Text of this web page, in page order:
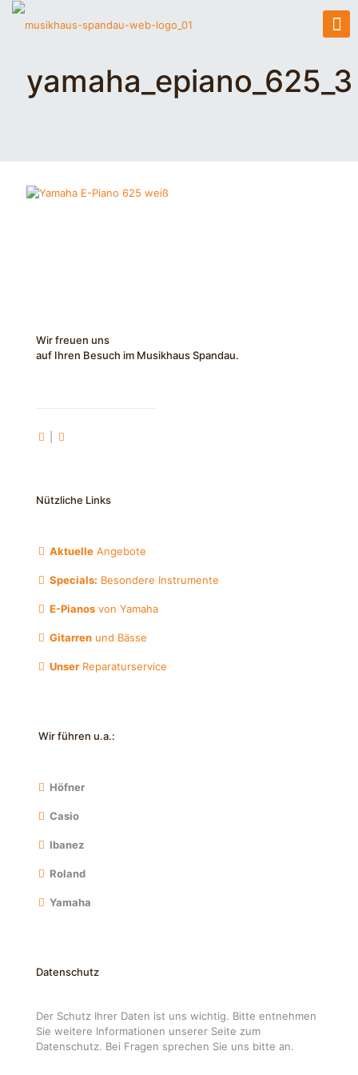
yamaha_epiano_625_3
Wir freuen uns
auf Ihren Besuch im Musikhaus Spandau.
Nützliche Links
Aktuelle Angebote
Specials: Besondere Instrumente
E-Pianos von Yamaha
Gitarren und Bässe
Unser Reparaturservice
Wir führen u.a.:
Höfner
Casio
Ibanez
Roland
Yamaha
Datenschutz
Der Schutz Ihrer Daten ist uns wichtig. Bitte entnehmen
Sie weitere Informationen unserer Seite zum
Datenschutz. Bei Fragen sprechen Sie uns bitte an.